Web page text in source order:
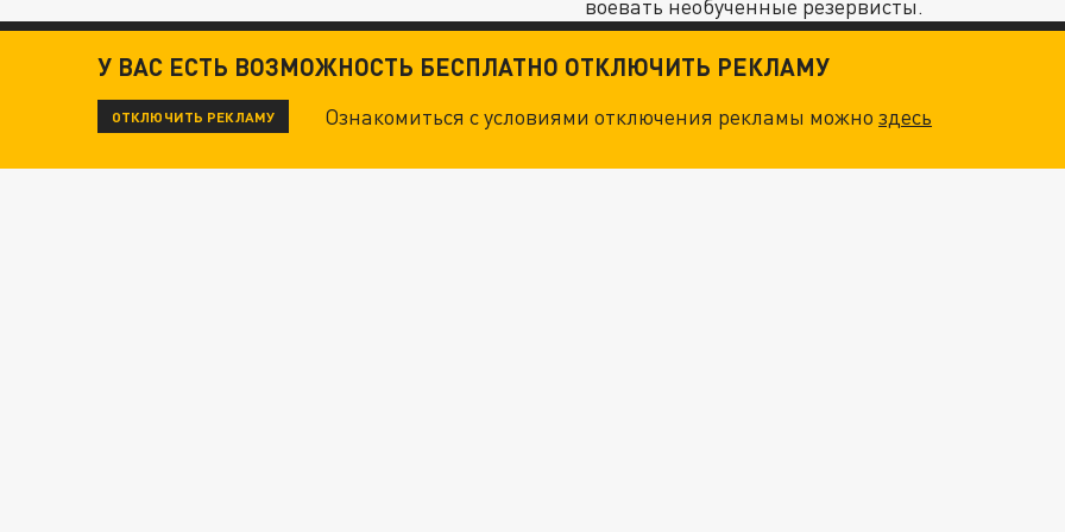
воевать необученные резервисты.
У ВАС ЕСТЬ ВОЗМОЖНОСТЬ БЕСПЛАТНО ОТКЛЮЧИТЬ РЕКЛАМУ
ОТКЛЮЧИТЬ РЕКЛАМУ Ознакомиться с условиями отключения рекламы можноздесь